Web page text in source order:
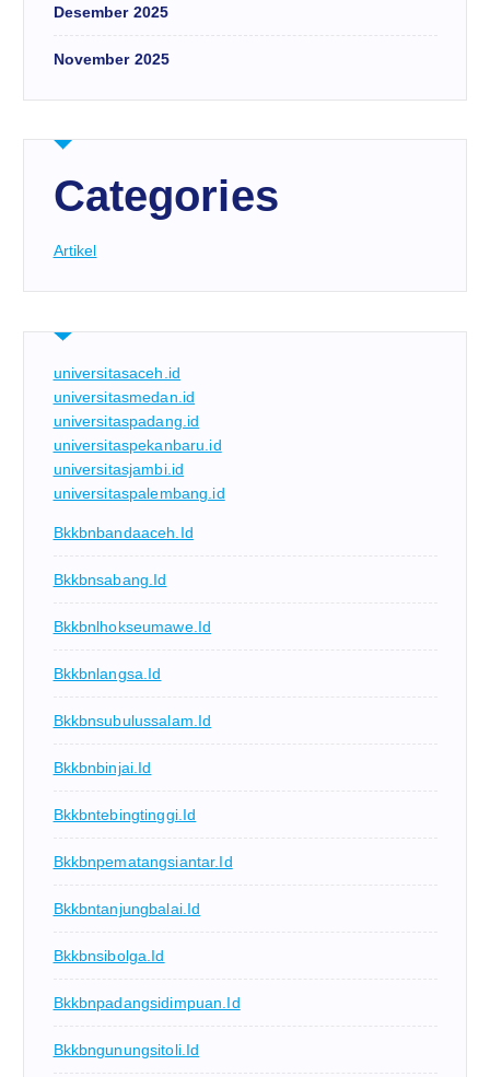
Desember 2025
November 2025
Categories
Artikel
universitasaceh.id
universitasmedan.id
universitaspadang.id
universitaspekanbaru.id
universitasjambi.id
universitaspalembang.id
Bkkbnbandaaceh.id
Bkkbnsabang.id
Bkkbnlhokseumawe.id
Bkkbnlangsa.id
Bkkbnsubulussalam.id
Bkkbnbinjai.id
Bkkbntebingtinggi.id
Bkkbnpematangsiantar.id
Bkkbntanjungbalai.id
Bkkbnsibolga.id
Bkkbnpadangsidimpuan.id
Bkkbngunungsitoli.id